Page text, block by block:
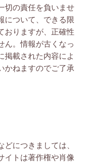
切の責任を負いませ
について、できる限
おりますが、正確性
ん。情報が古くなっ
掲載された内容によ
かねますのでご了承
につきましては、
イトは著作権や肖像